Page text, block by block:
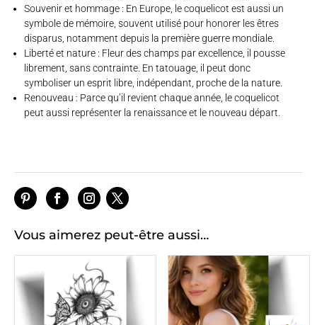
Souvenir et hommage : En Europe, le coquelicot est aussi un
symbole de mémoire, souvent utilisé pour honorer les êtres
disparus, notamment depuis la première guerre mondiale.
Liberté et nature : Fleur des champs par excellence, il pousse
librement, sans contrainte. En tatouage, il peut donc
symboliser un esprit libre, indépendant, proche de la nature.
Renouveau : Parce qu’il revient chaque année, le coquelicot
peut aussi représenter la renaissance et le nouveau départ.
Vous aimerez peut-être aussi…